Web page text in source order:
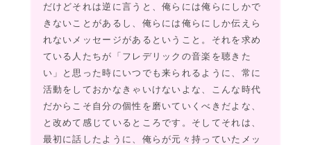
だけどそれは逆に言うと、俺らには俺らにしかで
きないことがあるし、俺らには俺らにしか伝えら
れないメッセージがあるということ。それを求め
ている人たちが「フレデリックの音楽を聴きた
い」と思った時にいつでも来られるように、常に
活動をしておかなきゃいけないよな、こんな時代
だからこそ自分の個性を磨いていくべきだよな、
と改めて感じているところです。そしてそれは、
最初に話したように、俺らが元々持っていたメッ